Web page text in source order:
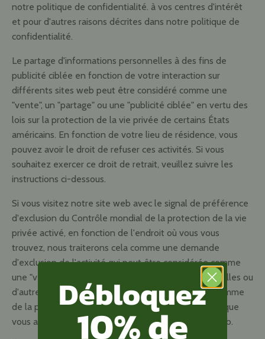
notre politique de confidentialité. à vos centres d'intérêt
et pour d'autres raisons décrites dans notre politique de
confidentialité.
Le partage d'informations personnelles à des fins de
publicité ciblée en fonction de votre interaction sur
différents sites web peut être considéré comme une
"vente", un "partage" ou une "publicité ciblée" en vertu des
lois sur la protection de la vie privée de certains États
américains. En fonction de votre lieu de résidence, vous
pouvez avoir le droit de refuser ces activités. Si vous
souhaitez exercer ce droit de retrait, veuillez suivre les
instructions ci-dessous.
Si vous visitez notre site web avec le signal de préférence
d'exclusion du Contrôle mondial de la protection de la vie
privée activé, en fonction de l'endroit où vous vous
trouvez, nous traiterons cela comme une demande
d'exclusion de l'activité qui peut être considérée comme
une "vente" ou un "partage" d'informations personnelles ou
d'autres utilisations qui peuvent être considérées comme
de la publicité ciblée pour l'appareil et le navigateur que
vous avez utilisés pour visiter notre site web. site web.
Débloquez
10% de